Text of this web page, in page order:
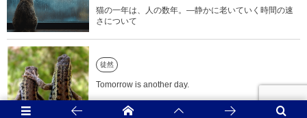
猫の一年は、人の数年。―静かに老いていく時間の速
さについて
徒然
Tomorrow is another day.